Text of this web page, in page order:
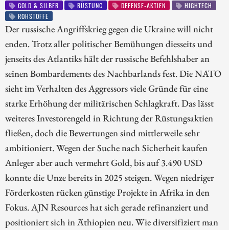
GOLD & SILBER RÜSTUNG DEFENSE-AKTIEN
HIGHTECH
ROHSTOFFE
Der russische Angriffskrieg gegen die Ukraine will nicht
enden. Trotz aller politischer Bemühungen diesseits und
jenseits des Atlantiks hält der russische Befehlshaber an
seinen Bombardements des Nachbarlands fest. Die NATO
sieht im Verhalten des Aggressors viele Gründe für eine
starke Erhöhung der militärischen Schlagkraft. Das lässt
weiteres Investorengeld in Richtung der Rüstungsaktien
fließen, doch die Bewertungen sind mittlerweile sehr
ambitioniert. Wegen der Suche nach Sicherheit kaufen
Anleger aber auch vermehrt Gold, bis auf 3.490 USD
konnte die Unze bereits in 2025 steigen. Wegen niedriger
Förderkosten rücken günstige Projekte in Afrika in den
Fokus. AJN Resources hat sich gerade refinanziert und
positioniert sich in Äthiopien neu. Wie diversifiziert man